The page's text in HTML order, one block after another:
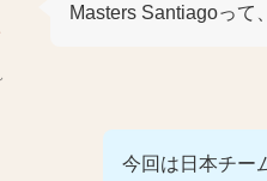
Masters Santiagoって
今回は日本チー